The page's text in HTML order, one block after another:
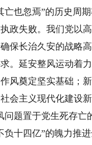
忽焉”的历史周期
政失败。我们党以
保长治久安的战略
。延安整风运动着
风奠定坚实基础；
会主义现代化建设
问题置于党生死存
负十四亿”的魄力推